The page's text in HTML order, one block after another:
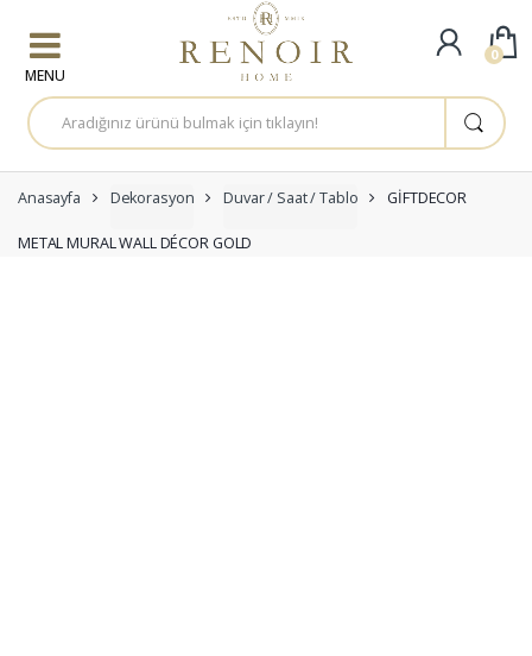
A
r
a
a
:
Anasayfa Dekorasyon Duvar / Saat / Tablo GİFTDECOR
METAL MURAL WALL DÉCOR GOLD
0